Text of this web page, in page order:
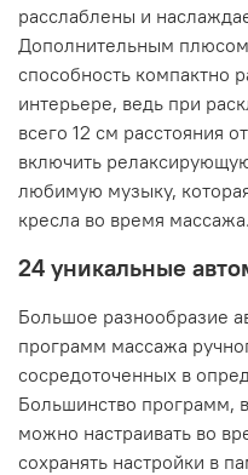
расслаблены и
Дополнительным плюсом
способность компактно
интерьере, ведь при
всего 12 см расстояния
включить
любимую музыку,
кресла во время массажа.
24 уникальные
Большое разнообразие
программ массажа
сосредоточенных в
Большинство программ,
можно настраивать во
сохранять настройки в